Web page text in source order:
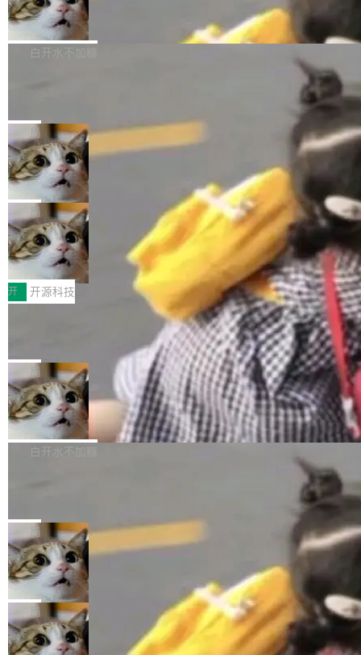
的图像元素不在同一个子树中，则它们将不再关
联 加...
至今）的所有 commit，同样交由 AI 分析提炼。
经过人工复核，准确度令人满意。这一方法也为
社区爱好者提供了高效跟踪新版本的思路。
ebastian Pipping 写在博客里的话。8 月 4 日，
他宣布了一个新消息：从 2026 年 8 月 1 日起，
他可以全职维护 libexpat 了，最长 6 个月。发
库之一。你的操作系统、浏览器、无数的基础设
施软件，很可能都在用它。而过去十年，维护它
的人一直在用业余...
Firefox 153.0.3 发布
Firefox 153.0.3 现已发布，具体更新内容如
下： New Smart Window 包含多项增强功能：
gi?id=2019042">Bug&nbsp;2019042</a>）</l
i> <li>现在，助手可以直接使用 Exa 的网络搜索
结果回答问题，而无需将问题转交给搜索引擎。
（<a href="https://bugzilla.mozilla.org/show_
bug.cgi?id=204...
白开水不加糖
的 npm 包。项目的核心论点是：容器不适合 Ag
ent 计算。真正适合的，是 Isolate。 Cloudflare
工程师在这件事上没什么可谦虚的——他们用 W
orkers 跑了十年 Isolate。用 CEO Matthew Pri
nce 的话说：「我们一生都在用 Isolate 运行代
码，而 AI Agent 不需要容器，它们需要的是 Iso
late。」 容器为什么不合适 容器的问题在于启动
和销毁都太重了。一个 Agent 要执行的任务可能
只需要几毫秒的 CPU 时间，但容器从冷启动到
就绪要花数秒。如果未来有十...
局
OpenAI 公开邮件和聊天记录回应苹果
诉讼，称“Apple is getting this wron
g”
上个月，苹果一纸诉状把 OpenAI 告上法庭，指
控其挖角苹果前员工并窃取商业秘密。苹果的诉
状把 OpenAI 描述成一个系统性地从前东家挖
人、套取机密信息的对手。 OpenAI 没发律师
函，也没选择庭外沉默。它在官网贴了一篇博
文，标题只有六个字：Apple is getting this wro
ng。 然后，它把邮件往来和 iMessage 聊天记
录全贴了出来。 他发错人了 苹果外部律师 Gabr
iel Gross 来自 Weil 律所，2 月 23 日下午 5:53
给 OpenAI 总法律顾问 Che Chang 发了封邮
件，附了一封长信，要求 OpenAI 配合调查前苹
果员工带走机密信...
局
HUAWEI MatePad Edge上架WorkBu
ddy鸿蒙PC版，说话就能干活的AI办公
搭子
全能AI工作台WorkBuddy鸿蒙PC版上架HUAWE
I MatePad Edge应用市场，直接下载即可使
用，与鸿蒙电脑上的体验一致。值得一提的是，
这是目前市面上唯一支持平板接入WorkBuddy P
C版的产品，搭载“人机双写”重磅功能——你写
你的，AI写AI的，同屏协作互不干扰。一句话让
AI帮你干活，现在开启全新体验！ 温馨提示：
体验WorkBuddy鸿蒙PC版前，请将 HUAWEI M
atePad Edge 升级至 HarmonyOS 6.1.0.135S
P9 patch03及以上版本。 *升级路径：设置 > 搜
开 开源科技
FFmpeg 9.0 发布：代号“Lei”，以此纪
全球知名开源多媒体框架 FFmpeg 今天正式发
布了 9.0 版本。这个版本除了带来新一代音视频
处理能力和硬件加速支持之外，还有一个特殊之
处：FFmpeg 9.0 的代号是“Lei”。 这个名字，
来自中国开发者雷霄骅（Lei Xiaohua）。 对于
很多中国音视频开发者而言，这个名字并不陌
“启蒙老师”。 而今年，恰好是雷霄骅离世十周
年。FFmpeg 社区最终选择用一个大版本的名
字，留下了这份纪念。 雷霄骅曾是中国传媒大学
数字电视技术方向的博士生，长期从事视频、音
频技...
局
亚马逊成本失控：AI 写代码烧掉 1215
万元，超预算 860%
外媒近日曝光了亚马逊的多份内部报告显示，AI
导致公司在多个项目上超支。《金融时报》报道
编写程序，目标是完成电商平台作者信息与商品
列表的数据匹配 —— 一项常规的数据处理任
务，最终却产生了 180 万美元的账单，实际支出
超出原定预算 860%。 更令人意外的是，该项目
最终并未成功落地，而高额算力消耗持续运行长
达 5 个月，公司直到财务对账时才察觉异常。这
意味着一个无人看管的 AI 程序，在近半年时间
白开水不加糖
e CEO Clément Delangue 在 CNBC 的采访里
没有拐弯抹角。他说中国正在赢得 AI 竞赛，而
且按目前的速度，中国 AI 工具预计在今年底或
2027 年就能追上美国前沿实验室的水平。 Dela
ngue 把原因归结为一件事：开放协作。中国的
AI 开发者在一个共享和协作的生态里加速迭代，
而美国模型厂商在"闭门造车"。他的原话是 "buil
局
当 AI agent 把源码变成了最好的扩展系
统，开发者工具必须开源
五年前，David Crawshaw 问过很多软件工程师
一个问题：你写过什么给自己用的程序？答案几
乎都是没有。工程师们整天用别人写的程序写程
序给别人用。偶尔有人自己写个博客系统、智能
局
DeepSeek Harness 宣布内测邀请，全